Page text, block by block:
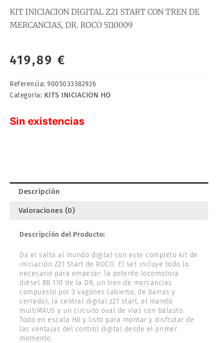
KIT INICIACION DIGITAL Z21 START CON TREN DE
MERCANCIAS, DR. ROCO 5110009
419,89 €
Referencia: 9005033382926
Categoría: KITS INICIACION HO
Sin existencias
Descripción
Valoraciones (0)
Descripción del Producto:
Da el salto al mundo digital con este completo kit de
iniciación Z21 Start de ROCO. El set incluye todo lo
necesario para empezar: la potente locomotora
diésel BR 110 de la DR, un tren de mercancías
compuesto por 3 vagones (abierto, de barras y
cerrado), la central digital z21 start, el mando
multiMAUS y un circuito oval de vías con balasto.
Todo en escala H0 y listo para montar y disfrutar de
las ventajas del control digital desde el primer
momento.